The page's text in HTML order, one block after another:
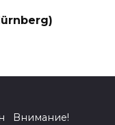
Внимание!